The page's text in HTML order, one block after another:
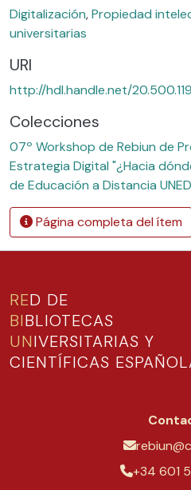
Digitalización,Propiedad
universitarias
URI
http://hdl.handle.net/
Colecciones
07º Workshop de Rebiun de
Estrategia Digital "¿Hacia
de Educación a Distancia
Página completa del ítem
RED DE
BIBLIOTECAS
UNIVERSITARIAS Y
CIENTÍFICAS
+34 601